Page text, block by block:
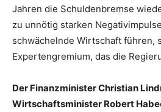
Jahren die Schuldenbremse
zu unnötig starken
schwächelnde Wirtschaft führen,
Expertengremium, das die
Der Finanzminister Christian
Wirtschaftsminister Robert